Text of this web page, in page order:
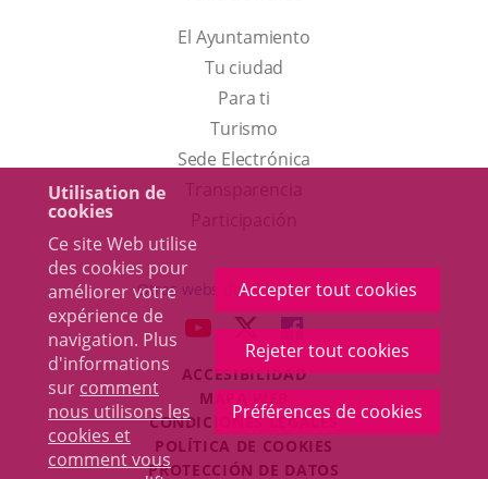
Utilisation de
cookies
Ce site Web utilise
des cookies pour
améliorer votre
expérience de
navigation. Plus
d'informations
sur comment
nous utilisons les
cookies et
comment vous
Accepter tout cookies
Rejeter tout cookies
Préférences de cookies
El Ayuntamiento
Tu ciudad
Para ti
TurismoEste
enlace
una
ventana
nueva.
Sede Electrónica
externa.
Otras webs del ayuntamiento
ENLACE
UNA
APLICACIÓN
EXTERNA.
ENLACE
A
UNA
APLICACIÓN
EXTERNA.
ENLACE
A
UNA
APLICACIÓN
EXTERNA.
ACCESIBILIDAD
MAPA WEB
CONDICIONES LEGALES
POLÍTICA DE COOKIES
PROTECCIÓN DE DATOS